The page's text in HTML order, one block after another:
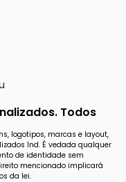
Todos
logotipos, marcas e layout,
Ind. É vedada qualquer
de identidade sem
mencionado implicará
da lei.